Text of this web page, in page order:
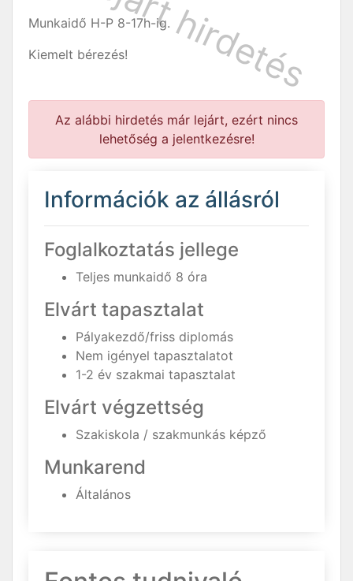
Munkaidő H-P 8-17h-ig.
Kiemelt bérezés!
Az alábbi hirdetés már lejárt, ezért nincs
lehetőség a jelentkezésre!
Információk az állásról
Foglalkoztatás jellege
Teljes munkaidő 8 óra
Elvárt tapasztalat
Pályakezdő/friss diplomás
Nem igényel tapasztalatot
1-2 év szakmai tapasztalat
Elvárt végzettség
Szakiskola / szakmunkás képző
Munkarend
Általános